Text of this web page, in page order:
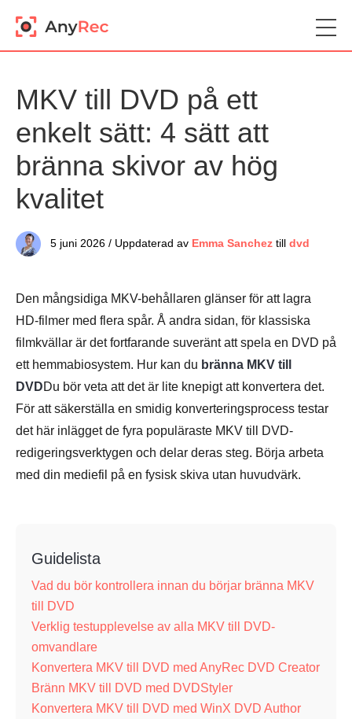
MKV till DVD på ett
enkelt sätt: 4 sätt att
bränna skivor av hög
kvalitet
5 juni 2026 / Uppdaterad av Emma Sanchez till dvd
Den mångsidiga MKV-behållaren glänser för att lagra
HD-filmer med flera spår. Å andra sidan, för klassiska
filmkvällar är det fortfarande suveränt att spela en DVD på
ett hemmabiosystem. Hur kan du bränna MKV till
DVDDu bör veta att det är lite knepigt att konvertera det.
För att säkerställa en smidig konverteringsprocess testar
det här inlägget de fyra populäraste MKV till DVD-
redigeringsverktygen och delar deras steg. Börja arbeta
med din mediefil på en fysisk skiva utan huvudvärk.
Guidelista
Vad du bör kontrollera innan du börjar bränna MKV
till DVD
Verklig testupplevelse av alla MKV till DVD-
omvandlare
Konvertera MKV till DVD med AnyRec DVD Creator
Bränn MKV till DVD med DVDStyler
Konvertera MKV till DVD med WinX DVD Author